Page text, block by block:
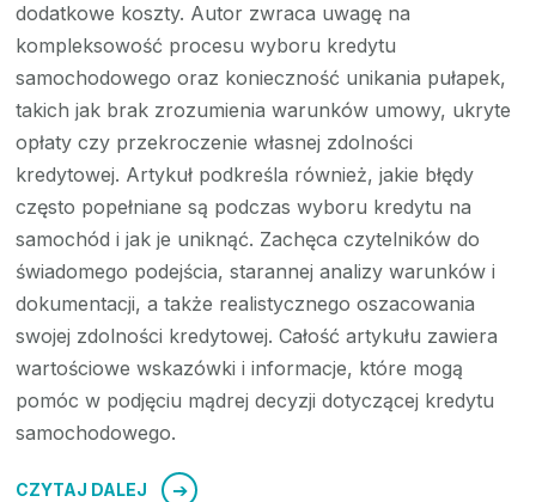
dodatkowe koszty. Autor zwraca uwagę na
kompleksowość procesu wyboru kredytu
samochodowego oraz konieczność unikania pułapek,
takich jak brak zrozumienia warunków umowy, ukryte
opłaty czy przekroczenie własnej zdolności
kredytowej. Artykuł podkreśla również, jakie błędy
często popełniane są podczas wyboru kredytu na
samochód i jak je uniknąć. Zachęca czytelników do
świadomego podejścia, starannej analizy warunków i
dokumentacji, a także realistycznego oszacowania
swojej zdolności kredytowej. Całość artykułu zawiera
wartościowe wskazówki i informacje, które mogą
pomóc w podjęciu mądrej decyzji dotyczącej kredytu
samochodowego.
CZYTAJ DALEJ